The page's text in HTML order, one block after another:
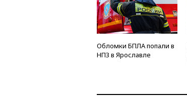
Обломки БПЛА попали в
НПЗ в Ярославле